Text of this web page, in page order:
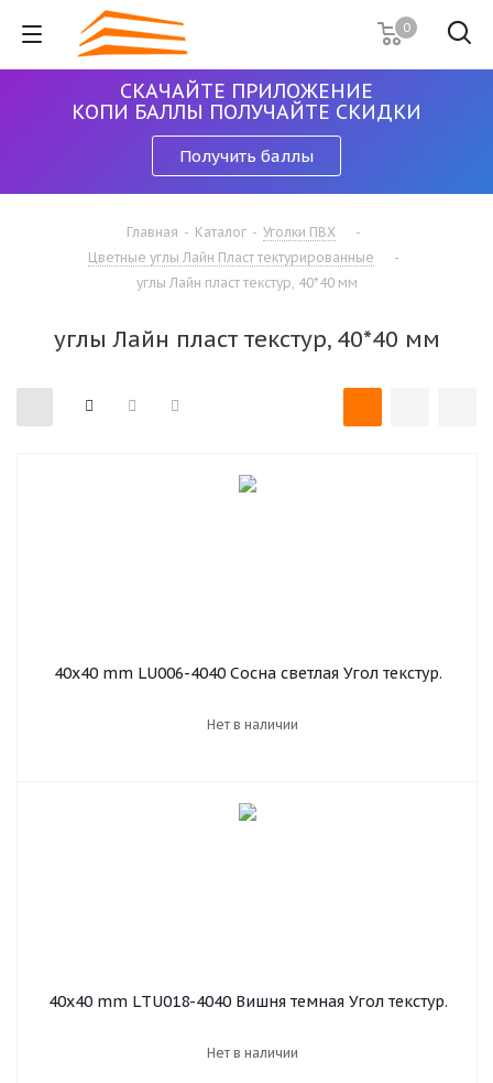
0
СКАЧАЙТЕ ПРИЛОЖЕНИЕ
КОПИ БАЛЛЫ ПОЛУЧАЙТЕ СКИДКИ
Получить баллы
Главная - Каталог - Уголки ПВХ
-
Цветные углы Лайн Пласт тектурированные
-
углы Лайн пласт текстур, 40*40 мм
углы Лайн пласт текстур, 40*40 мм
40х40 mm LU006-4040 Сосна светлая Угол текстур.
Нет в наличии
40х40 mm LТU018-4040 Вишня темная Угол текстур.
Нет в наличии